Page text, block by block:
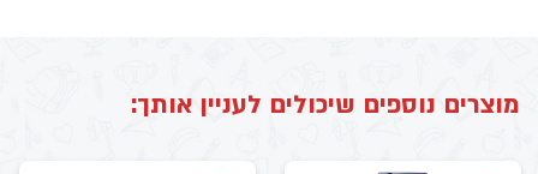
מוצרים נוספים שיכולים לעניין אותך: